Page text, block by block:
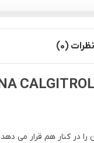
نظرات (0)
را در کنار هم قرار می